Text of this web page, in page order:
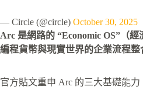
— Circle (@circle) October 30, 2025
Arc 是網路的 “Economic OS”（
編程貨幣與現實世界的企業流程整
官方貼文重申 Arc 的三大基礎能力